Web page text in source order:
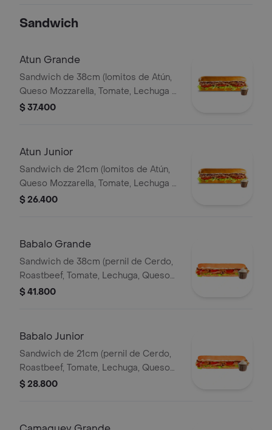
Sandwich
Atun Grande
Sandwich de 38cm (lomitos de Atún,
Queso Mozzarella, Tomate, Lechuga y
Mayonesa Real)
$ 37.400
Atun Junior
Sandwich de 21cm (lomitos de Atún,
Queso Mozzarella, Tomate, Lechuga y
Mayonesa Real)
$ 26.400
Babalo Grande
Sandwich de 38cm (pernil de Cerdo,
Roastbeef, Tomate, Lechuga, Queso
Mozzarella, Salsa BBQ y Salsa de Ajo)
$ 41.800
Babalo Junior
Sandwich de 21cm (pernil de Cerdo,
Roastbeef, Tomate, Lechuga, Queso
Mozzarella, Salsa BBQ y Salsa de Ajo).
$ 28.800